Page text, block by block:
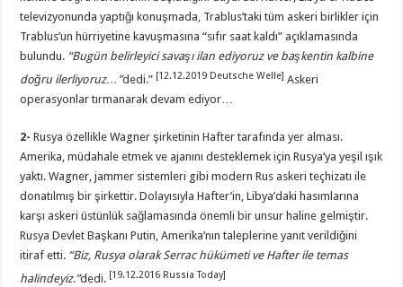
televizyonunda yaptığı konuşmada, Trablus’taki tüm askeri birlikler için
Trablus’un hürriyetine kavuşmasına “sıfır saat kaldı” açıklamasında
bulundu. “Bugün belirleyici savaşı ilan ediyoruz ve başkentin kalbine
doğru ilerliyoruz… ”dedi.” [12.12.2019 Deutsche Welle] Askeri
operasyonlar tırmanarak devam ediyor…
2- Rusya özellikle Wagner şirketinin Hafter tarafında yer alması.
Amerika, müdahale etmek ve ajanını desteklemek için Rusya’ya yeşil ışık
yaktı. Wagner, jammer sistemleri gibi modern Rus askeri teçhizatı ile
donatılmış bir şirkettir. Dolayısıyla Hafter’in, Libya’daki hasımlarına
karşı askeri üstünlük sağlamasında önemli bir unsur haline gelmiştir.
Rusya Devlet Başkanı Putin, Amerika’nın taleplerine yanıt verildiğini
itiraf etti. “Biz, Rusya olarak Serrac hükümeti ve Hafter ile temas
halindeyiz.”dedi. [19.12.2016 Russia Today]